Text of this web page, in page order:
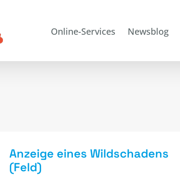
Online-Services Newsblog
Anzeige eines Wildschadens
(Feld)